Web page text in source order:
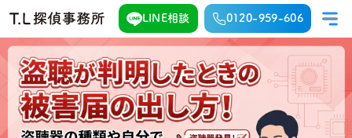
LINE相談 0120-959-606